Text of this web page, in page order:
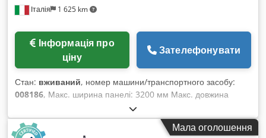
Італія 1 625 km
ціну
Зателефонувати
Стан: вживаний, номер машини/транспортного засобу:
008186, Макс. ширина панелі: 3200 мм Макс. довжина
панелі: 3200 мм Chedpfoxaudzjx Ad Ssa Макс. виліт
головного пильного диска: 110 мм Кількість затискних
патронів: 11
Мала оголошення